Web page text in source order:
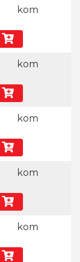
kom
kom
kom
kom
kom